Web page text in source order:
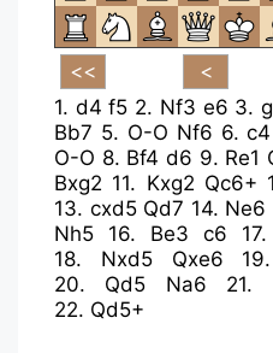
1. d4 f5 2. Nf3 e6 3.
Bb7 5. O-O Nf6 6.c4
O-O 8. Bf4 d6 9. Re1
Bxg2 11. Kxg2 Qc6+
13. cxd5 Qd7 14. Ne6
Nh5
16. Be3 c6 17.
18. Nxd5 Qxe6
20. Qd5 Na6 21.
22. Qd5+